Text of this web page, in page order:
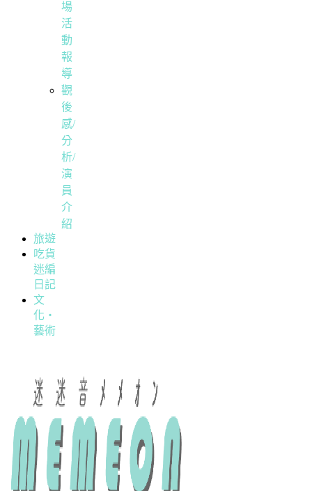
場
活
動
報
導
觀
後
感/
分
析/
演
員
介
紹
旅遊
吃貨
迷編
日記
文
化・
藝術